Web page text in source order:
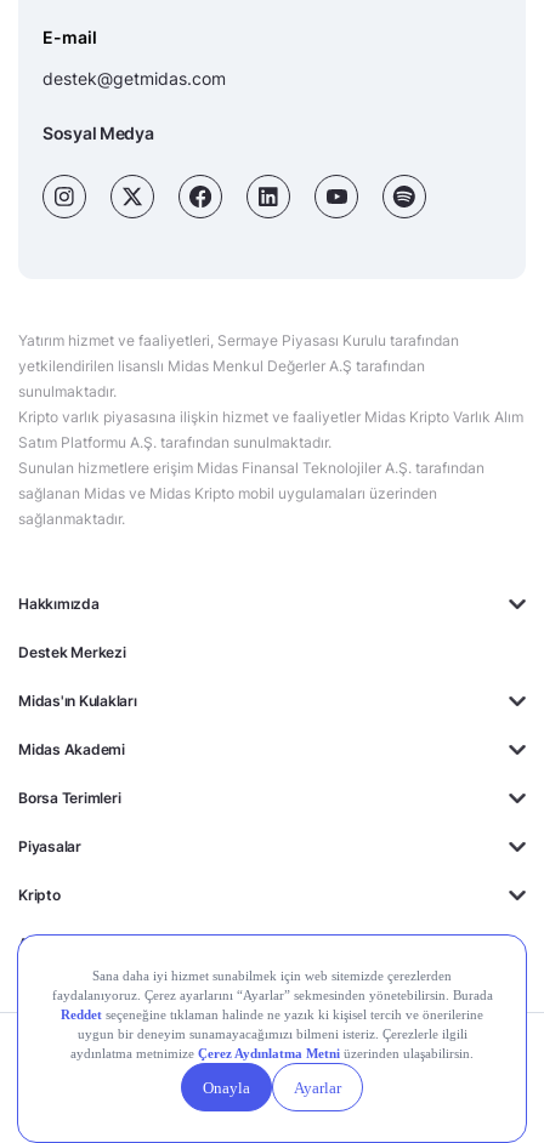
Hakkımızda
Destek Merkezi
Midas'ın Kulakları
Midas Akademi
Borsa Terimleri
Piyasalar
Kripto
Ayrıcalıklar
E-mail
destek@getmidas.com
Sosyal Medya
Yatırım hizmet ve faaliyetleri, Sermaye Piyasası Kurulu tarafından
yetkilendirilen lisanslı Midas Menkul Değerler A.Ş tarafından
sunulmaktadır.
Kripto varlık piyasasına ilişkin hizmet ve faaliyetler Midas Kripto Varlık Alım
Satım Platformu A.Ş. tarafından sunulmaktadır.
Sunulan hizmetlere erişim Midas Finansal Teknolojiler A.Ş. tarafından
sağlanan Midas ve Midas Kripto mobil uygulamaları üzerinden
sağlanmaktadır.
Kişisel Verilerin
Gizlilik
Politikası
Yasal
Duyurular
Çerez